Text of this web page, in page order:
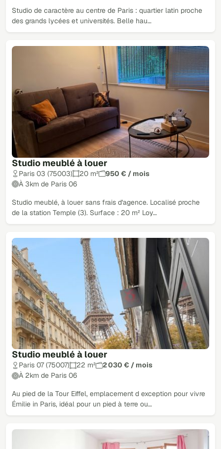
Studio de caractère au centre de Paris : quartier latin proche
des grands lycées et universités. Belle hau…
Studio meublé à louer
Paris 03 (75003) 20 m²
950 € / mois
À 3km de Paris 06
Studio meublé, à louer sans frais d'agence. Localisé proche
de la station Temple (3). Surface : 20 m² Loy…
Studio meublé à louer
Paris 07 (75007) 22 m²
2 030 € / mois
À 2km de Paris 06
Au pied de la Tour Eiffel, emplacement d exception pour vivre
Émilie in Paris, idéal pour un pied à terre ou…